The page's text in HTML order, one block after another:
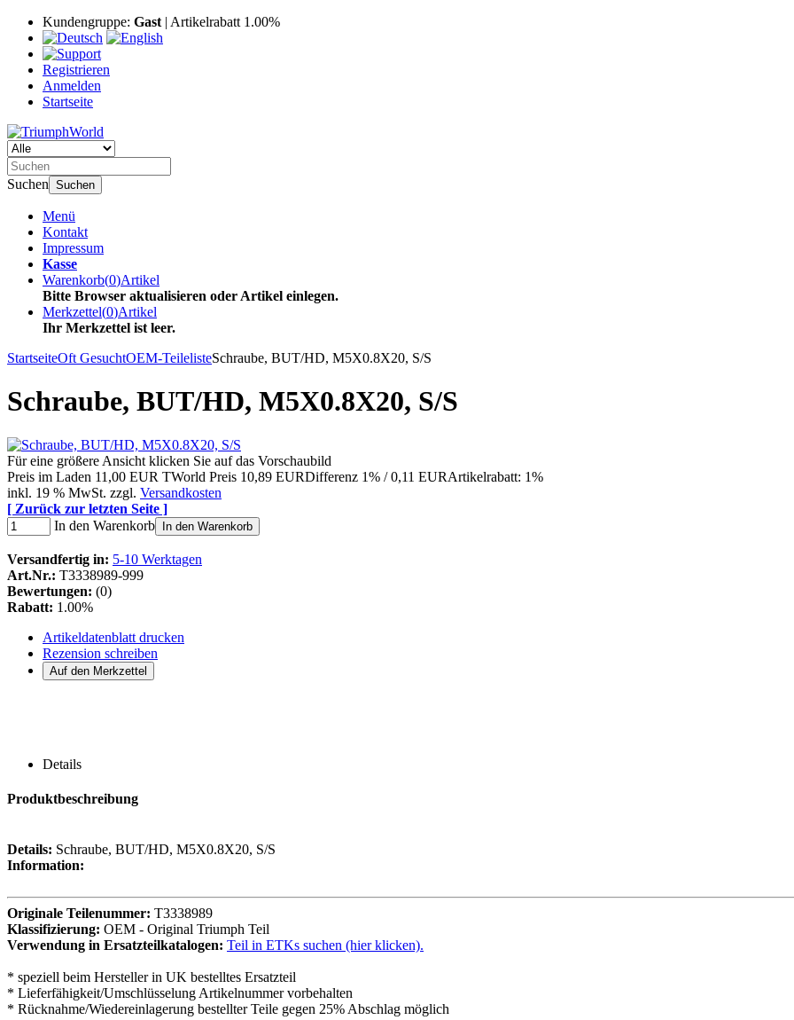
Kundengruppe: Gast | Artikelrabatt 1.00%
Registrieren
Anmelden
Startseite
Suchen Suchen
Menü
Kontakt
Impressum
Kasse
Warenkorb(0)Artikel
Bitte Browser aktualisieren oder Artikel einlegen.
Merkzettel(0)Artikel
Ihr Merkzettel ist leer.
StartseiteOft GesuchtOEM-TeilelisteSchraube, BUT/HD, M5X0.8X20, S/S
Schraube, BUT/HD, M5X0.8X20, S/S
Für eine größere Ansicht klicken Sie auf das Vorschaubild
Preis im Laden 11,00 EUR TWorld Preis 10,89 EURDifferenz 1% / 0,11 EURArtikelrabatt: 1%
inkl. 19 % MwSt. zzgl. Versandkosten
[ Zurück zur letzten Seite ]
In den Warenkorb
In den Warenkorb
Versandfertig in: 5-10 Werktagen
Art.Nr.: T3338989-999
Bewertungen: (0)
Rabatt: 1.00%
Artikeldatenblatt drucken
Rezension schreiben
Details
Produktbeschreibung
Details: Schraube, BUT/HD, M5X0.8X20, S/S
Information:
Originale Teilenummer: T3338989
Klassifizierung: OEM - Original Triumph Teil
Verwendung in Ersatzteilkatalogen: Teil in ETKs suchen (hier klicken).
* speziell beim Hersteller in UK bestelltes Ersatzteil
* Lieferfähigkeit/Umschlüsselung Artikelnummer vorbehalten
* Rücknahme/Wiedereinlagerung bestellter Teile gegen 25% Abschlag möglich